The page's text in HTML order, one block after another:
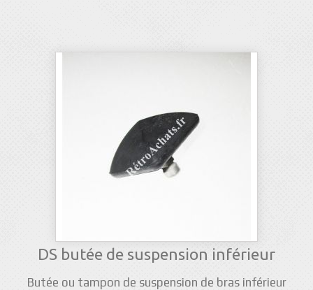
DS butée de suspension inférieur
Butée ou tampon de suspension de bras inférieur